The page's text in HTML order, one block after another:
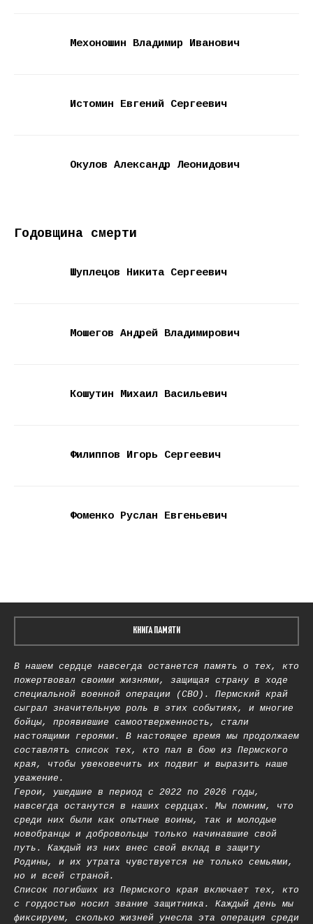
Мехоношин Владимир Иванович
Истомин Евгений Сергеевич
Окулов Александр Леонидович
Годовщина смерти
Шуплецов Никита Сергеевич
Мошегов Андрей Владимирович
Кошутин Михаил Васильевич
Филиппов Игорь Сергеевич
Фоменко Руслан Евгеньевич
КНИГА ПАМЯТИ
В нашем сердце навсегда останется память о тех, кто
пожертвовал своими жизнями, защищая страну в ходе
специальной военной операции (СВО). Пермский край
сыграл значительную роль в этих событиях, и многие
бойцы, проявившие самоотверженность, стали
настоящими героями. В настоящее время мы продолжаем
составлять список тех, кто пал в бою из Пермского
края, чтобы увековечить их подвиг и выразить наше
уважение.
Герои, ушедшие в период с 2022 по 2026 годы,
навсегда останутся в наших сердцах. Мы помним, что
среди них были как опытные воины, так и молодые
новобранцы и добровольцы только начинавшие свой
путь. Каждый из них внес свой вклад в защиту
Родины, и их утрата чувствуется не только семьями,
но и всей страной.
Список погибших из Пермского края включает тех, кто
с гордостью носил звание защитника. Каждый день мы
фиксируем, сколько жизней унесла эта операция среди